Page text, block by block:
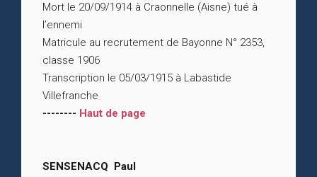
Mort le 20/09/1914 à Craonnelle (Aisne) tué à
l’ennemi
Matricule au recrutement de Bayonne N° 2353,
classe 1906
Transcription le 05/03/1915 à Labastide
Villefranche
-------- Haut de page
SENSENACQ Paul